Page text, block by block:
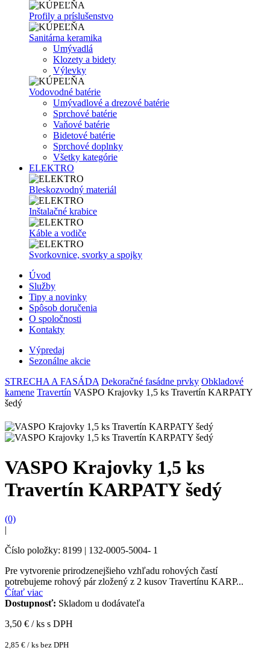
Profily a príslušenstvo
Sanitárna keramika
Umývadlá
Klozety a bidety
Výlevky
Vodovodné batérie
Umývadlové a drezové batérie
Sprchové batérie
Vaňové batérie
Bidetové batérie
Sprchové doplnky
Všetky kategórie
ELEKTRO
Bleskozvodný materiál
Inštalačné krabice
Káble a vodiče
Svorkovnice, svorky a spojky
Úvod
Služby
Tipy a novinky
Spôsob doručenia
O spoločnosti
Kontakty
Výpredaj
Sezonálne akcie
STRECHA A FASÁDA Dekoračné fasádne prvky Obkladové
kamene Travertín VASPO Krajovky 1,5 ks Travertín KARPATY
šedý
VASPO Krajovky 1,5 ks
Travertín KARPATY šedý
(0)
|
Číslo položky: 8199 | 132-0005-5004- 1
Pre vytvorenie prirodzenejšieho vzhľadu rohových častí
potrebujeme rohový pár zložený z 2 kusov Travertínu KARP...
Čítať viac
Dostupnosť: Skladom u dodávateľa
3,50 € / ks s DPH
2,85 € / ks bez DPH